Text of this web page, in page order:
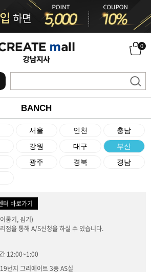
0
BANCH
서울 인천
충남
강원 대구
부산
광주 경북
경남
터 바로가기
롱기, 펌기)
점을 통해 A/S신청을 하실 수 있습니다.
12:00~1:00
번지 그리에이트 3층 AS실